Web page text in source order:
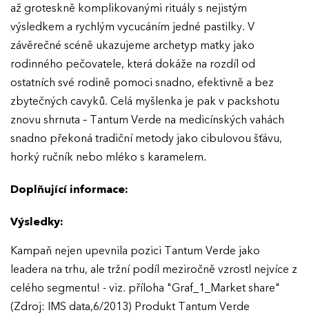
až groteskně komplikovanými rituály s nejistým
výsledkem a rychlým vycucáním jedné pastilky. V
závěrečné scéně ukazujeme archetyp matky jako
rodinného pečovatele, která dokáže na rozdíl od
ostatních své rodině pomoci snadno, efektivně a bez
zbytečných cavyků. Celá myšlenka je pak v packshotu
znovu shrnuta – Tantum Verde na medicínských vahách
snadno překoná tradiční metody jako cibulovou šťávu,
horký ručník nebo mléko s karamelem.
Doplňující informace:
Výsledky:
Kampaň nejen upevnila pozici Tantum Verde jako
leadera na trhu, ale tržní podíl meziročně vzrostl nejvíce z
celého segmentu! - viz. příloha "Graf_1_Market share"
(Zdroj: IMS data,6/2013) Produkt Tantum Verde